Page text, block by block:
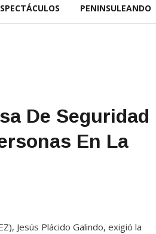
PENINSULEANDO
De Seguridad
En La
Jesús Plácido Galindo, exigió la